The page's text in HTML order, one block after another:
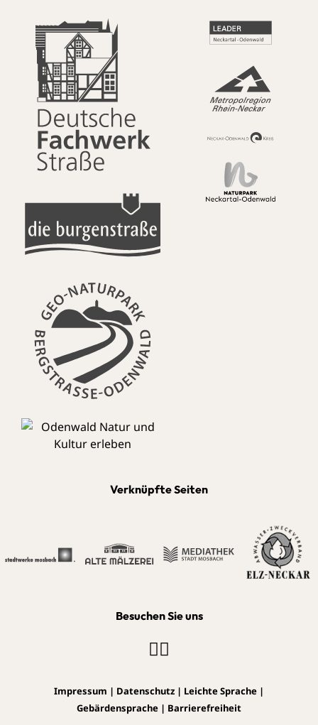
Verknüpfte Seiten
Besuchen Sie uns
Impressum | Datenschutz | Leichte Sprache |
Gebärdensprache | Barrierefreiheit